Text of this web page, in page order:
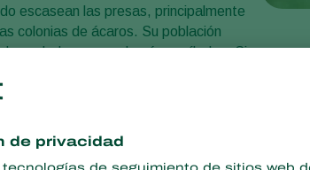
escasean las presas, principalmente
colonias de ácaros. Su población
se volverán caníbales. Si
ácaros depredadores.
persimilis